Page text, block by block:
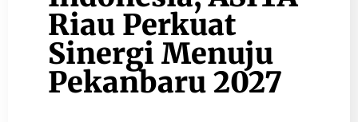
Riau Perkuat
Sinergi Menuju
Pekanbaru 2027